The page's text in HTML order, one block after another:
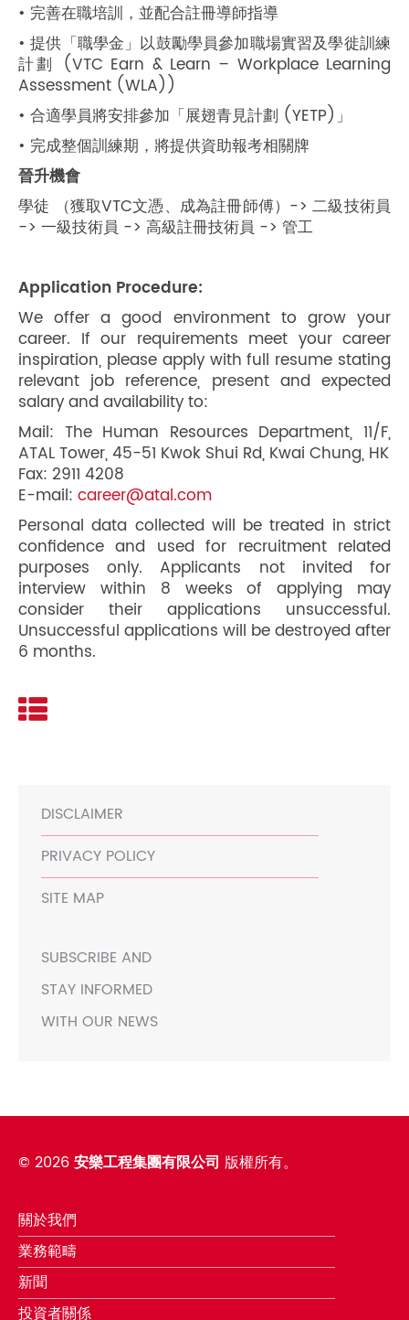
• 完善在職培訓，並配合註冊導師指導
• 提供「職學金」以鼓勵學員參加職場實習及學徙訓練
計劃 (VTC Earn & Learn – Workplace Learning
Assessment (WLA))
• 合適學員將安排參加「展翅青見計劃 (YETP)」
• 完成整個訓練期，將提供資助報考相關牌
晉升機會
學徒 （獲取VTC文憑、成為註冊師傅）-> 二級技術員
-> 一級技術員 -> 高級註冊技術員 -> 管工
Application Procedure:
We offer a good environment to grow your
career. If our requirements meet your career
inspiration, please apply with full resume stating
relevant job reference, present and expected
salary and availability to:
Mail: The Human Resources Department, 11/F,
ATAL Tower, 45-51 Kwok Shui Rd, Kwai Chung, HK
Fax: 2911 4208
E-mail: career@atal.com
Personal data collected will be treated in strict
confidence and used for recruitment related
purposes only. Applicants not invited for
interview within 8 weeks of applying may
consider their applications unsuccessful.
Unsuccessful applications will be destroyed after
6 months.
DISCLAIMER
PRIVACY POLICY
SITE MAP
SUBSCRIBE AND
STAY INFORMED
WITH OUR NEWS
© 2026安樂工程集團有限公司 版權所有。
關於我們
業務範疇
新聞
投資者關係